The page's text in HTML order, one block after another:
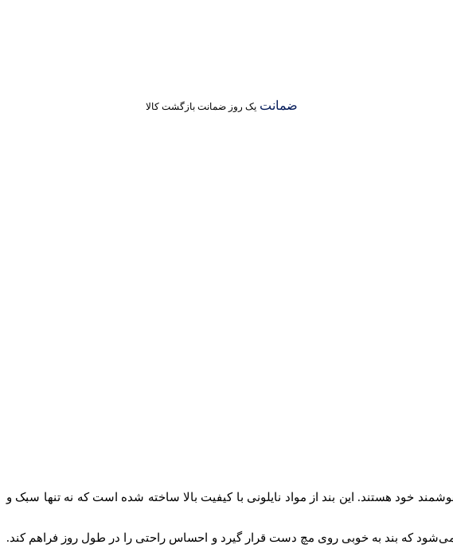
ضمانت یک روز ضمانت بازگشت کالا
خود هستند. این بند از مواد نایلونی با کیفیت بالا ساخته شده است که نه تنها سبک و
که بند به خوبی روی مچ دست قرار گیرد و احساس راحتی را در طول روز فراهم کند.